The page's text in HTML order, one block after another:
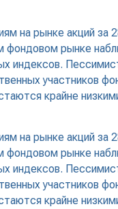
на рынке акций за
фондовом рынке
индексов.
участников
крайне
на рынке акций за
фондовом рынке
индексов.
участников
крайне